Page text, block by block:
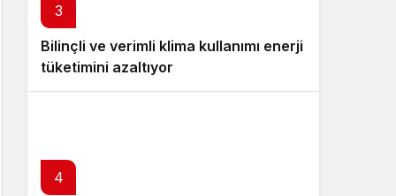
3
Bilinçli ve verimli klima kullanımı enerji
tüketimini azaltıyor
4